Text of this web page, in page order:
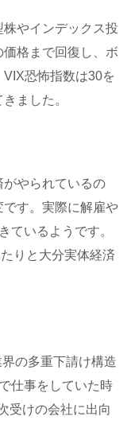
やインデックス投
格まで回復し、ボ
恐怖指数は30を
ました。
がやられているの
す。実際に解雇や
ているようです。
りと大分実体経済
の多重下請け構造
仕事をしていた時
受けの会社に出向